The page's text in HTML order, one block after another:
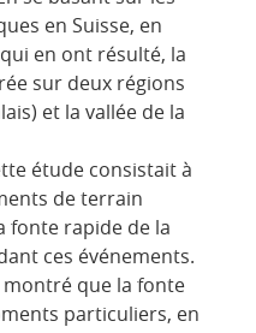
en Suisse, en
en ont résulté, la
sur deux régions
et la vallée de la
étude consistait à
de terrain
fonte rapide de la
ces événements.
montré que la fonte
particuliers, en